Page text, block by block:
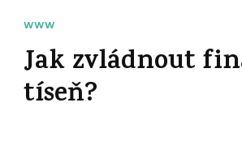
WWW
Jak zvládnout
tíseň?